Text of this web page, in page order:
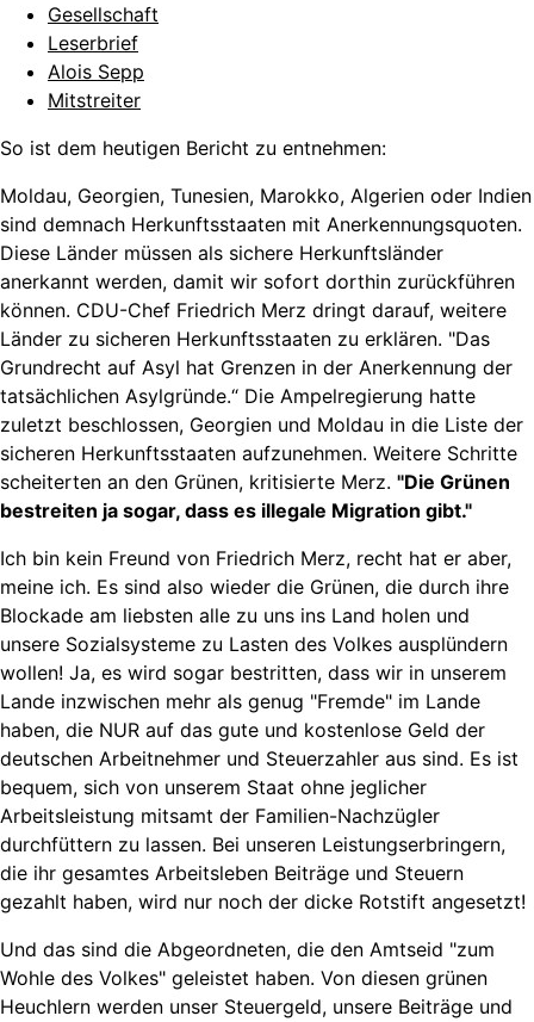
Gesellschaft
Leserbrief
Alois Sepp
Mitstreiter
So ist dem heutigen Bericht zu entnehmen:
Moldau, Georgien, Tunesien, Marokko, Algerien oder Indien
sind demnach Herkunftsstaaten mit Anerkennungsquoten.
Diese Länder müssen als sichere Herkunftsländer
anerkannt werden, damit wir sofort dorthin zurückführen
können. CDU-Chef Friedrich Merz dringt darauf, weitere
Länder zu sicheren Herkunftsstaaten zu erklären. "Das
Grundrecht auf Asyl hat Grenzen in der Anerkennung der
tatsächlichen Asylgründe.“ Die Ampelregierung hatte
zuletzt beschlossen, Georgien und Moldau in die Liste der
sicheren Herkunftsstaaten aufzunehmen. Weitere Schritte
scheiterten an den Grünen, kritisierte Merz. "Die Grünen
bestreiten ja sogar, dass es illegale Migration gibt."
Ich bin kein Freund von Friedrich Merz, recht hat er aber,
meine ich. Es sind also wieder die Grünen, die durch ihre
Blockade am liebsten alle zu uns ins Land holen und
unsere Sozialsysteme zu Lasten des Volkes ausplündern
wollen! Ja, es wird sogar bestritten, dass wir in unserem
Lande inzwischen mehr als genug "Fremde" im Lande
haben, die NUR auf das gute und kostenlose Geld der
deutschen Arbeitnehmer und Steuerzahler aus sind. Es ist
bequem, sich von unserem Staat ohne jeglicher
Arbeitsleistung mitsamt der Familien-Nachzügler
durchfüttern zu lassen. Bei unseren Leistungserbringern,
die ihr gesamtes Arbeitsleben Beiträge und Steuern
gezahlt haben, wird nur noch der dicke Rotstift angesetzt!
Und das sind die Abgeordneten, die den Amtseid "zum
Wohle des Volkes" geleistet haben. Von diesen grünen
Heuchlern werden unser Steuergeld, unsere Beiträge und